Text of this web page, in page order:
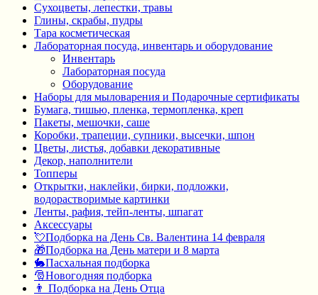
Сухоцветы, лепестки, травы
Глины, скрабы, пудры
Тара косметическая
Лабораторная посуда, инвентарь и оборудование
Инвентарь
Лабораторная посуда
Оборудование
Наборы для мыловарения и Подарочные сертификаты
Бумага, тишью, пленка, термопленка, креп
Пакеты, мешочки, саше
Коробки, трапеции, супники, высечки, шпон
Цветы, листья, добавки декоративные
Декор, наполнители
Топперы
Открытки, наклейки, бирки, подложки,
водорастворимые картинки
Ленты, рафия, тейп-ленты, шпагат
Аксессуары
💘Подборка на День Св. Валентина 14 февраля
🎁Подборка на День матери и 8 марта
🐇Пасхальная подборка
🎅Новогодняя подборка
👨 Подборка на День Отца